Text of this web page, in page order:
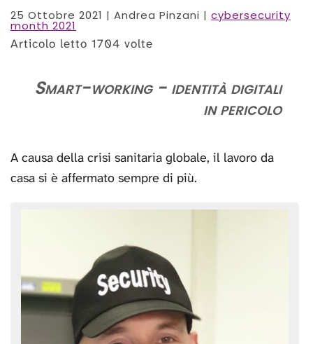
25 Ottobre 2021 | Andrea Pinzani | cybersecurity
month 2021
Articolo letto 1704 volte
Smart-working - identità digitali
in pericolo
A causa della crisi sanitaria globale, il lavoro da
casa si è affermato sempre di più.